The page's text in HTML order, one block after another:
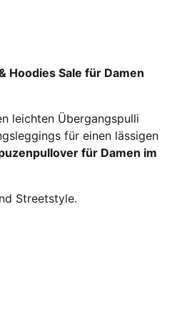
Hoodies Sale für Damen
leichten Übergangspulli
für einen lässigen
für Damen im
Streetstyle.